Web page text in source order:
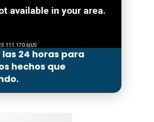
24 horas para
hechos que